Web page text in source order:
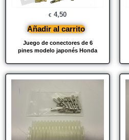
Juego de conectores de 6
pines modelo japonés Honda
€ 4,50
Añadir al carrito